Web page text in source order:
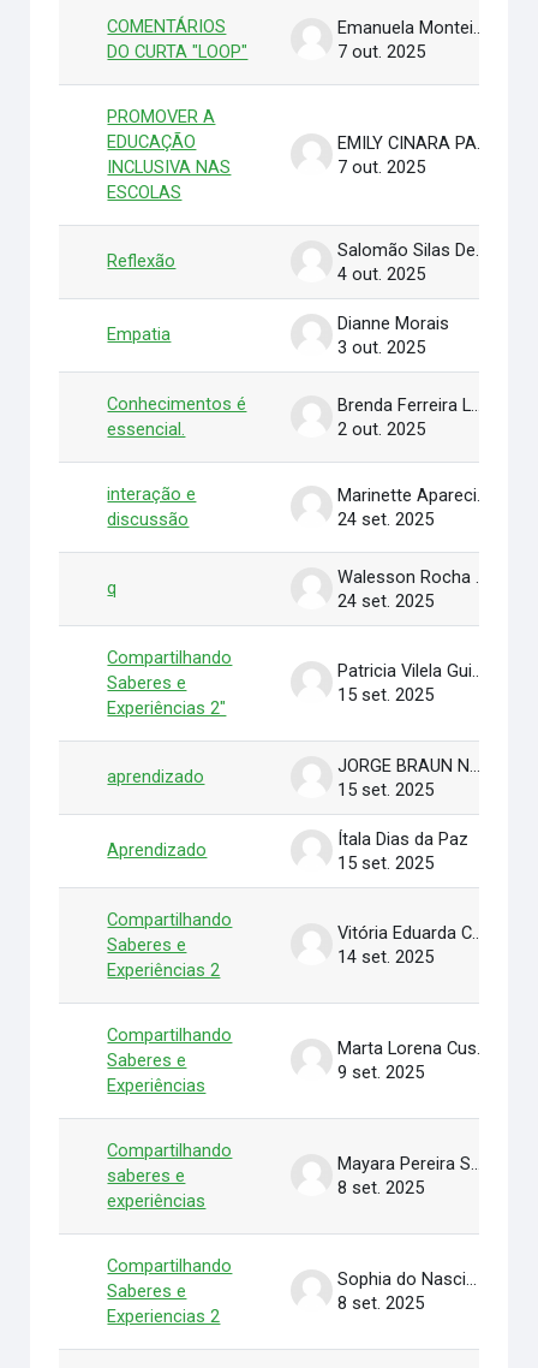
COMENTÁRIOS
DO CURTA "LOOP"
Emanuela Monteiro da Silva
7 out. 2025
PROMOVER A
EDUCAÇÃO
INCLUSIVA NAS
ESCOLAS
EMILY CINARA PAIVA DA SILVA
7 out. 2025
Reflexão
Salomão Silas De Sarges Morais
4 out. 2025
Empatia
Dianne Morais
3 out. 2025
Conhecimentos é
essencial.
Brenda Ferreira Leal
2 out. 2025
interação e
discussão
Marinette Aparecida Lima dos Santos
24 set. 2025
q
Walesson Rocha de França
24 set. 2025
Compartilhando
Saberes e
Experiências 2"
Patricia Vilela Guimarães
15 set. 2025
aprendizado
JORGE BRAUN NETO
15 set. 2025
Aprendizado
Ítala Dias da Paz
15 set. 2025
Compartilhando
Saberes e
Experiências 2
Vitória Eduarda Cardoso de Melo
14 set. 2025
Compartilhando
Saberes e
Experiências
Marta Lorena Custódio Pereira
9 set. 2025
Compartilhando
saberes e
experiências
Mayara Pereira Santos
8 set. 2025
Compartilhando
Saberes e
Experiencias 2
Sophia do Nascimento Lopes
8 set. 2025